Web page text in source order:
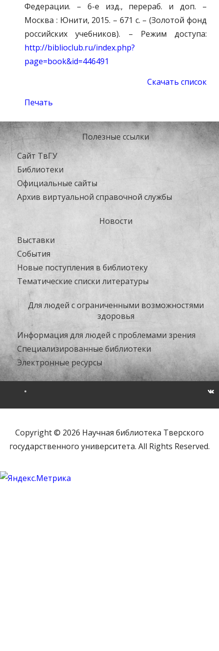
Федерации. – 6-е изд., перераб. и доп. –
Москва : Юнити, 2015. – 671 с. – (Золотой фонд
российских учебников). – Режим доступа:
http://biblioclub.ru/index.php?
page=book&id=446491
Скачать список
Печать
Полезные ссылки
Сайт ТвГУ
Библиотеки
Официальные сайты
Архив виртуальной справочной службы
Новости
Выставки
События
Новые поступления в библиотеку
Тематические списки литературы
Для людей с ограниченными возможностями
здоровья
Информация для людей с проблемами зрения
Специализированные библиотеки
Электронные ресурсы
Copyright © 2026 Научная библиотека Тверского
государственного университета. All Rights Reserved.